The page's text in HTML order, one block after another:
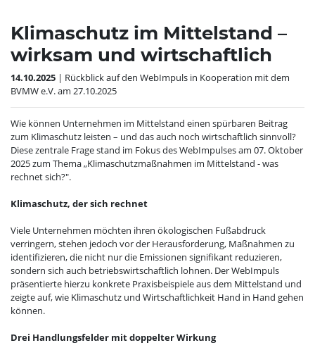
Klimaschutz im Mittelstand –
wirksam und wirtschaftlich
14.10.2025 | Rückblick auf den WebImpuls in Kooperation mit dem
BVMW e.V. am 27.10.2025
Wie können Unternehmen im Mittelstand einen spürbaren Beitrag
zum Klimaschutz leisten – und das auch noch wirtschaftlich sinnvoll
Diese zentrale Frage stand im Fokus des WebImpulses am 07. Oktober
2025 zum Thema „Klimaschutzmaßnahmen im Mittelstand - was
rechnet sich?".
Klimaschutz, der sich rechnet
Viele Unternehmen möchten ihren ökologischen Fußabdruck
verringern, stehen jedoch vor der Herausforderung, Maßnahmen zu
identifizieren, die nicht nur die Emissionen signifikant reduzieren,
sondern sich auch betriebswirtschaftlich lohnen. Der WebImpuls
präsentierte hierzu konkrete Praxisbeispiele aus dem Mittelstand und
zeigte auf, wie Klimaschutz und Wirtschaftlichkeit Hand in Hand gehen
können.
Drei Handlungsfelder mit doppelter Wirkung